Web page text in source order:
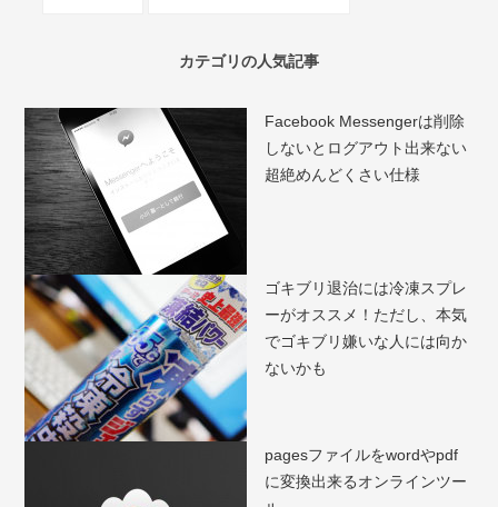
カテゴリの人気記事
Facebook Messengerは削除
しないとログアウト出来ない
超絶めんどくさい仕様
ゴキブリ退治には冷凍スプレ
ーがオススメ！ただし、本気
でゴキブリ嫌いな人には向か
ないかも
pagesファイルをwordやpdf
に変換出来るオンラインツー